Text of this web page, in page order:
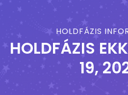
HOLDFÁZIS
HOLDFÁZIS
19,